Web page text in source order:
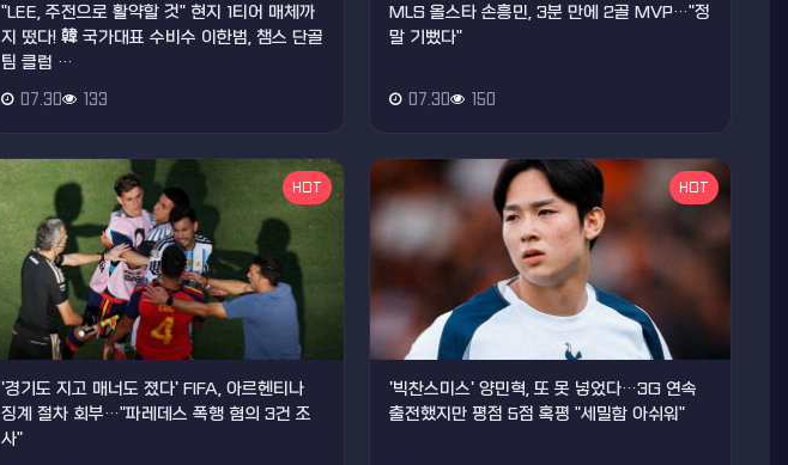
"LEE, 주전으로 활약할 것" 현지 1티어 매체까
지 떴다! 韓 국가대표 수비수 이한범, 챔스 단골
팀 클럽 …
07.30 133
MLS 올스타 손흥민, 3분 만에 2골 MVP…"정
말 기뻤다"
07.30 150
HOT
'경기도 지고 매너도 졌다' FIFA, 아르헨티나
징계 절차 회부…"파레데스 폭행 혐의 3건 조
사"
HOT
'빅찬스미스' 양민혁, 또 못 넣었다…3G 연속
출전했지만 평점 5점 혹평 "세밀함 아쉬워"